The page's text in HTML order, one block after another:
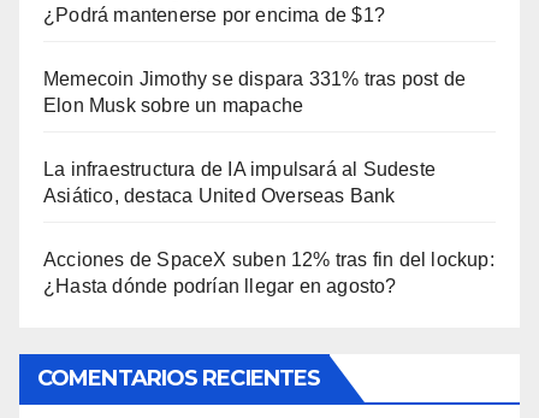
¿Podrá mantenerse por encima de $1?
Memecoin Jimothy se dispara 331% tras post de
Elon Musk sobre un mapache
La infraestructura de IA impulsará al Sudeste
Asiático, destaca United Overseas Bank
Acciones de SpaceX suben 12% tras fin del lockup:
¿Hasta dónde podrían llegar en agosto?
COMENTARIOS RECIENTES